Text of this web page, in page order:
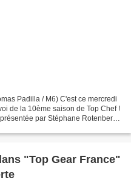
Padilla / M6) C'est ce mercredi
de la 10ème saison de Top Chef !
par Stéphane Rotenberg,
"Top Gear France"